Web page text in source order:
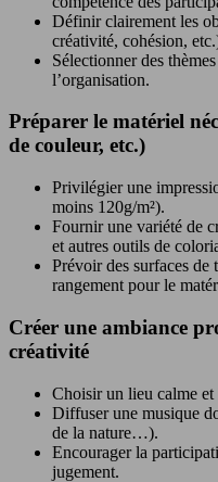
Définir clairement les
créativité, cohésion,
Sélectionner des
l’organisation.
Préparer le matériel
de couleur, etc.)
Privilégier une
moins 120g/m²).
Fournir une variété de
et autres outils de
Prévoir des surfaces de
rangement pour le
Créer une ambiance
créativité
Choisir un lieu calme et
Diffuser une musique
de la nature…).
Encourager la
jugement.